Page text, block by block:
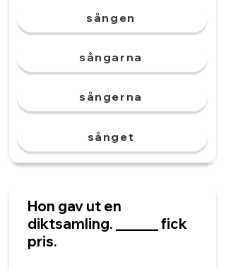
sången
sångarna
sångerna
sånget
Hon gav ut en
diktsamling. ______ fick
pris.